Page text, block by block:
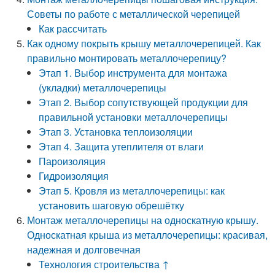
Советы по работе с металлической черепицей
Как рассчитать
Как одному покрыть крышу металлочерепицей. Как
правильно монтировать металлочерепицу?
Этап 1. Выбор инструмента для монтажа
(укладки) металлочерепицы
Этап 2. Выбор сопутствующей продукции для
правильной установки металлочерепицы
Этап 3. Установка теплоизоляции
Этап 4. Защита утеплителя от влаги
Пароизоляция
Гидроизоляция
Этап 5. Кровля из металлочерепицы: как
установить шаговую обрешётку
Монтаж металлочерепицы на односкатную крышу.
Односкатная крыша из металлочерепицы: красивая,
надежная и долговечная
Технология строительства ↑